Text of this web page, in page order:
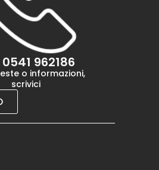
962186
o informazioni,
scrivici